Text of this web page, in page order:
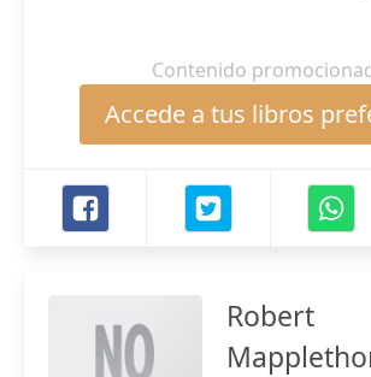
Contenido
Accede a tus libros
Robert